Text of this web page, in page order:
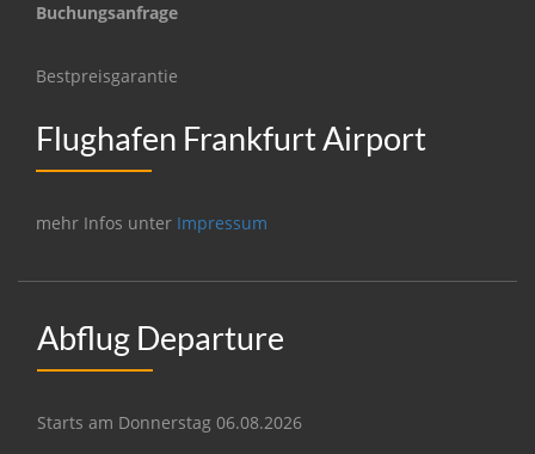
Buchungsanfrage
Bestpreisgarantie
Flughafen Frankfurt Airport
mehr Infos unter Impressum
Abflug Departure
Starts am Donnerstag 06.08.2026